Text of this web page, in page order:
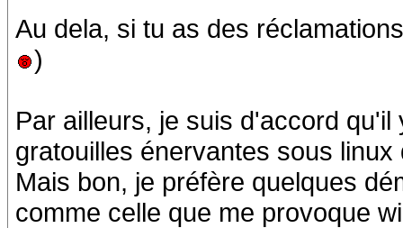
Au dela, si tu as des
)
Par ailleurs, je suis d'accord
gratouilles énervantes sous
Mais bon, je préfère quelques
comme celle que me provoque